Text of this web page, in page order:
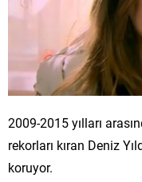
2009-2015 yılları
rekorları kıran Deniz
koruyor.